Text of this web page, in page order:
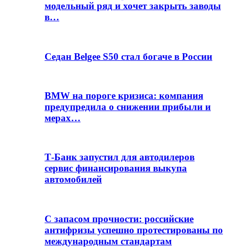
модельный ряд и хочет закрыть заводы
в…
Седан Belgee S50 стал богаче в России
BMW на пороге кризиса: компания
предупредила о снижении прибыли и
мерах…
Т-Банк запустил для автодилеров
сервис финансирования выкупа
автомобилей
С запасом прочности: российские
антифризы успешно протестированы по
международным стандартам